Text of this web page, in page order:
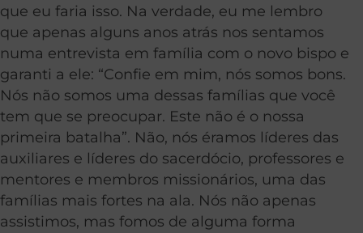
que eu faria isso. Na verdade, eu me lembro
que apenas alguns anos atrás nos sentamos
numa entrevista em família com o novo bispo e
garanti a ele: “Confie em mim, nós somos bons.
Nós não somos uma dessas famílias que você
tem que se preocupar. Este não é o nossa
primeira batalha”. Não, nós éramos líderes das
auxiliares e líderes do sacerdócio, professores e
mentores e membros missionários, uma das
famílias mais fortes na ala. Nós não apenas
assistimos, mas fomos de alguma forma